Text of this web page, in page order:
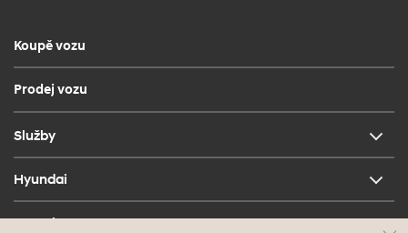
Koupě vozu
Prodej vozu
Služby
Hyundai
Kontakt